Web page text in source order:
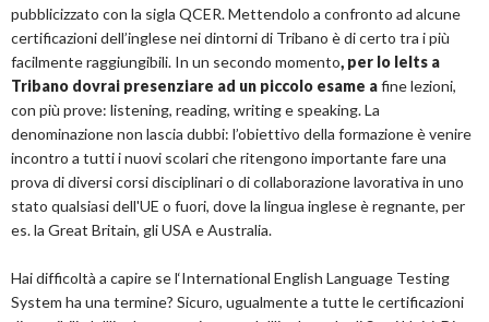
pubblicizzato con la sigla QCER. Mettendolo a confronto ad alcune
certificazioni dell’inglese nei dintorni di Tribano è di certo tra i più
facilmente raggiungibili. In un secondo momento, per lo Ielts a
Tribano dovrai presenziare ad un piccolo esame afine lezioni,
con più prove: listening, reading, writing e speaking. La
denominazione non lascia dubbi: l’obiettivo della formazione è venire
incontro a tutti i nuovi scolari che ritengono importante fare una
prova di diversi corsi disciplinari o di collaborazione lavorativa in uno
stato qualsiasi dell'UE o fuori, dove la lingua inglese è regnante, per
es. la Great Britain, gli USA e Australia.
Hai difficoltà a capire se l‘International English Language Testing
System ha una termine? Sicuro, ugualmente a tutte le certificazioni